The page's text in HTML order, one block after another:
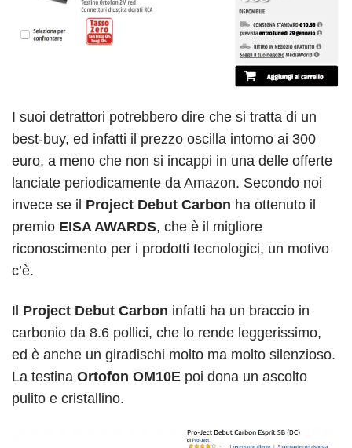
I suoi detrattori potrebbero dire che si tratta di un
best-buy, ed infatti il prezzo oscilla intorno ai 300
euro, a meno che non si incappi in una delle offerte
lanciate periodicamente da Amazon. Secondo noi
invece se il Project Debut Carbon ha ottenuto il
premio EISA AWARDS, che è il migliore
riconoscimento per i prodotti tecnologici, un motivo
c’è.
Il Project Debut Carbon infatti ha un braccio in
carbonio da 8.6 pollici, che lo rende leggerissimo,
ed è anche un giradischi molto ma molto silenzioso.
La testina Ortofon OM10E poi dona un ascolto
pulito e cristallino.